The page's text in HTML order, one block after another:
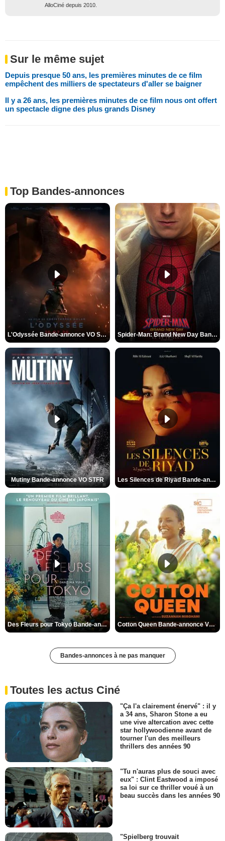
AlloCiné depuis 2010.
Sur le même sujet
Depuis presque 50 ans, les premières minutes de ce film
empêchent des milliers de spectateurs d'aller se baigner
Il y a 26 ans, les premières minutes de ce film nous ont offert
un spectacle digne des plus grands Disney
Top Bandes-annonces
L'Odyssée Bande-annonce VO STFR Spider-Man: Brand New Day Bande-annonce VO STFR
Mutiny Bande-annonce VO STFR Les Silences de Riyad Bande-annonce VO STFR
Des Fleurs pour Tokyo Bande-annonce VO STFR Cotton Queen Bande-annonce VO STFR
Bandes-annonces à ne pas manquer
Toutes les actus Ciné
"Ça l'a clairement énervé" : il y
a 34 ans, Sharon Stone a eu
une vive altercation avec cette
star hollywoodienne avant de
tourner l'un des meilleurs
thrillers des années 90
"Tu n'auras plus de souci avec
eux" : Clint Eastwood a imposé
sa loi sur ce thriller voué à un
beau succès dans les années 90
"Spielberg trouvait